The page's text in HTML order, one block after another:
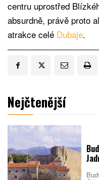
centru uprostřed
absurdně, právě proto
atrakce celé Dubaje.
Nejčtenější